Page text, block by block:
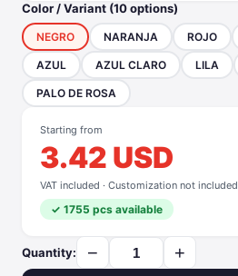
Color / Variant (10 options)
NEGRO NARANJA ROJO
AZUL AZUL CLARO LILA
PALO DE ROSA
Starting from
3.42 USD
VAT included · Customization not included
✓ 1755 pcs available
Quantity: − +